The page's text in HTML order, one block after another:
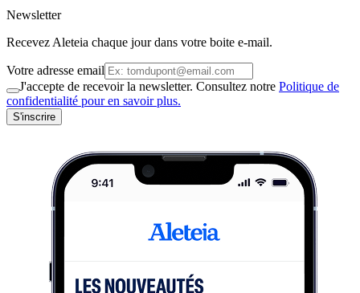
Newsletter
Recevez Aleteia chaque jour dans votre boite e-mail.
Votre adresse email
J'accepte de recevoir la newsletter. Consultez notre Politique de
confidentialité pour en savoir plus.
S'inscrire